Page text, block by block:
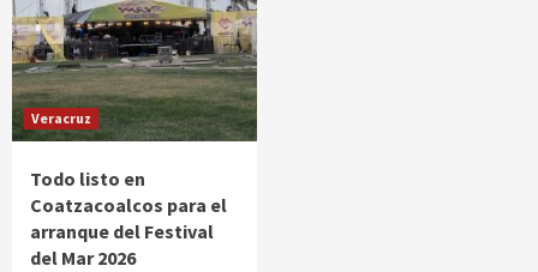
Veracruz
Todo listo en
Coatzacoalcos para el
arranque del Festival
del Mar 2026